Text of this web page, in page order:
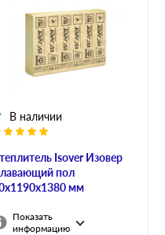
Isover Изовер
пол
мм
В наличии
Показать
информацию